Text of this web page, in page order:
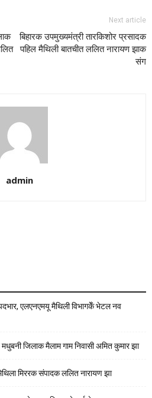
Next article
बिहारक उपमुख्यमंत्री तारकिशोर प्रसादक
पहिल मैथिली बातचीत ललित नारायण झाक
संग
admin
एलएनएमयू मैथिली विभागकेँ भेटल नव
जिलाक मैलाम गाम निवासी अमित कुमार झा
मिररक संपादक ललित नारायण झा